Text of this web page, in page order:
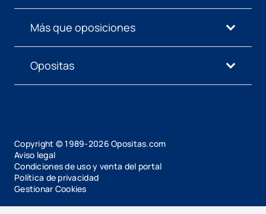
Más que oposiciones
Opositas
Copyright © 1989-2026 Opositas.com
Aviso legal
Condiciones de uso y venta del portal
Política de privacidad
Gestionar Cookies